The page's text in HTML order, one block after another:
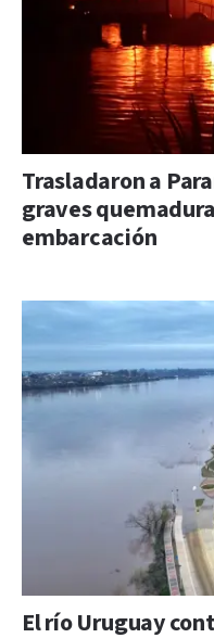
Trasladaron a
graves
embarcación
El río Uruguay